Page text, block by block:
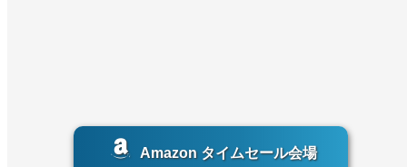
Amazon タイムセール会場